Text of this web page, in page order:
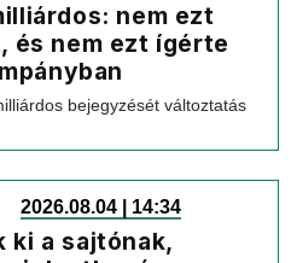
nem ezt
és nem ezt ígérte
bejegyzését változtatás
2026.08.04 | 14:34
ki a sajtónak,